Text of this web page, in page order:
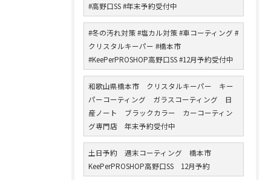
#高野口SS #年末予約受付中
#冬の汚れ対策 #塩カル対策 #車コーティング #
クリスタルキーパー #橋本市
#KeePerPROSHOP高野口SS #12月予約受付中
和歌山県橋本市 クリスタルキーパー キー
パーコーティング ガラスコーティング 日
産ノート ブラックカラー カーコーティン
グ専門店 年末予約受付中
土日予約 週末コーティング 橋本市
KeePerPROSHOP高野口SS 12月予約